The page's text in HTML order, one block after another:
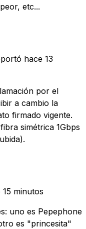
etc...
hace 13
por el
a cambio la
firmado vigente.
simétrica 1Gbps
15 minutos
uno es Pepephone
es "princesita"